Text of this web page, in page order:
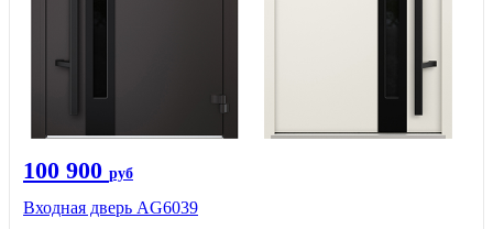
100 900 руб
Входная дверь AG6039